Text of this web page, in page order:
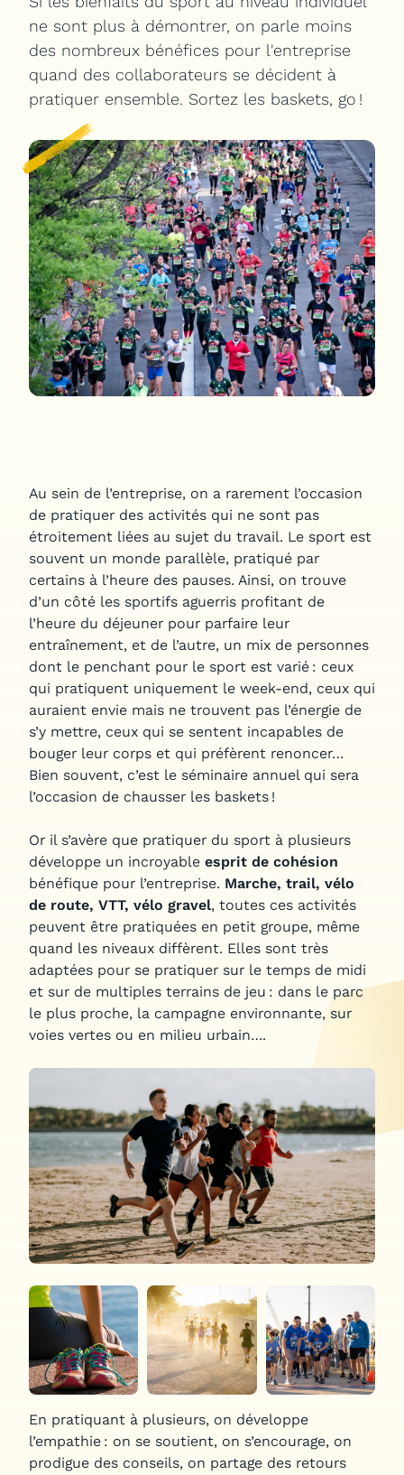
Notre application
Jobs
ne sont plus à démontrer, on parle moins
des nombreux bénéfices pour l'entreprise
quand des collaborateurs se décident à
pratiquer ensemble. Sortez les baskets, go !
Au sein de l’entreprise, on a rarement l’occasion
de pratiquer des activités qui ne sont pas
étroitement liées au sujet du travail. Le sport est
souvent un monde parallèle, pratiqué par
certains à l’heure des pauses. Ainsi, on trouve
d’un côté les sportifs aguerris profitant de
l’heure du déjeuner pour parfaire leur
entraînement, et de l’autre, un mix de personnes
dont le penchant pour le sport est varié : ceux
qui pratiquent uniquement le week-end, ceux qui
auraient envie mais ne trouvent pas l’énergie de
s’y mettre, ceux qui se sentent incapables de
bouger leur corps et qui préfèrent renoncer…
Bien souvent, c’est le séminaire annuel qui sera
l’occasion de chausser les baskets !
Or il s’avère que pratiquer du sport à plusieurs
développe un incroyable esprit de cohésion
bénéfique pour l’entreprise. Marche, trail, vélo
de route, VTT, vélo gravel, toutes ces activités
peuvent être pratiquées en petit groupe, même
quand les niveaux diffèrent. Elles sont très
adaptées pour se pratiquer sur le temps de midi
et sur de multiples terrains de jeu : dans le parc
le plus proche, la campagne environnante, sur
voies vertes ou en milieu urbain….
En pratiquant à plusieurs, on développe
l’empathie : on se soutient, on s’encourage, on
prodigue des conseils, on partage des retours